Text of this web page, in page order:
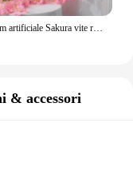
1 pz 180cm artificiale Sakura vite rosa fiore di ciliegio vite ghirlanda Sakura decorazione fiori di ciliegio decorazione appesa vite fai da te
& accessori